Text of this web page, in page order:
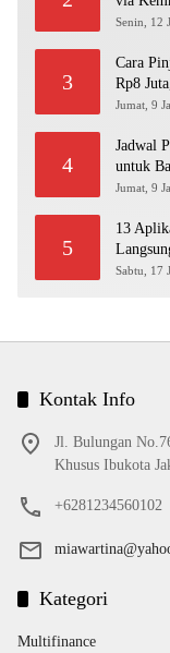
Senin, 12
3
Cara
Rp8
Jumat, 9
4
Jadwal
untuk
Jumat, 9
5
13
Sabtu, 17
Kontak Info
Jl. Bulungan
Khusus Ibukota
+6281234560102
Kategori
Multifinance